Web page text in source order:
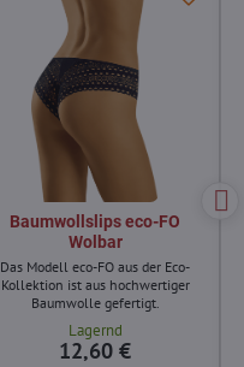
Baumwollslips eco-FO
Wolbar
Das Modell eco-FO aus der Eco-
Kollektion ist aus hochwertiger
Baumwolle gefertigt.
Lagernd
12,60 €